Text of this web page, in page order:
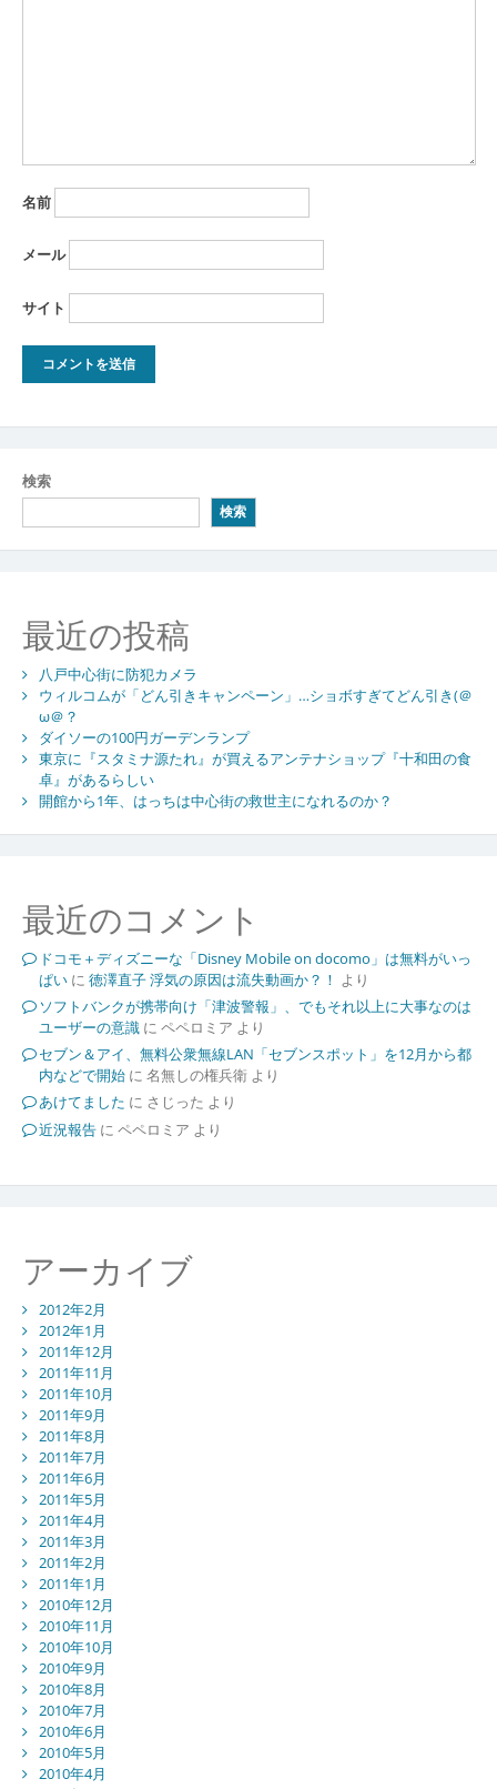
名前
メール
サイト
検索
検索
最近の投稿
八戸中心街に防犯カメラ
ウィルコムが「どん引きキャンペーン」…ショボすぎてどん引き(＠
ω＠？
ダイソーの100円ガーデンランプ
東京に『スタミナ源たれ』が買えるアンテナショップ『十和田の食
卓』があるらしい
開館から1年、はっちは中心街の救世主になれるのか？
最近のコメント
ドコモ＋ディズニーな「Disney Mobile on docomo」は無料がいっ
ぱいに 徳澤直子 浮気の原因は流失動画か？！ より
ソフトバンクが携帯向け「津波警報」、でもそれ以上に大事なのは
ユーザーの意識に ペペロミア より
セブン＆アイ、無料公衆無線LAN「セブンスポット」を12月から都
内などで開始に 名無しの権兵衛より
あけてました に さじった より
近況報告に ペペロミア より
アーカイブ
2012年2月
2012年1月
2011年12月
2011年11月
2011年10月
2011年9月
2011年8月
2011年7月
2011年6月
2011年5月
2011年4月
2011年3月
2011年2月
2011年1月
2010年12月
2010年11月
2010年10月
2010年9月
2010年8月
2010年7月
2010年6月
2010年5月
2010年4月